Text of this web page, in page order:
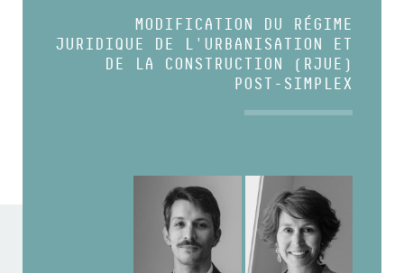
MODIFICATION DU RÉGIME
JURIDIQUE DE L'URBANISATION ET
DE LA CONSTRUCTION (RJUE)
POST-SIMPLEX